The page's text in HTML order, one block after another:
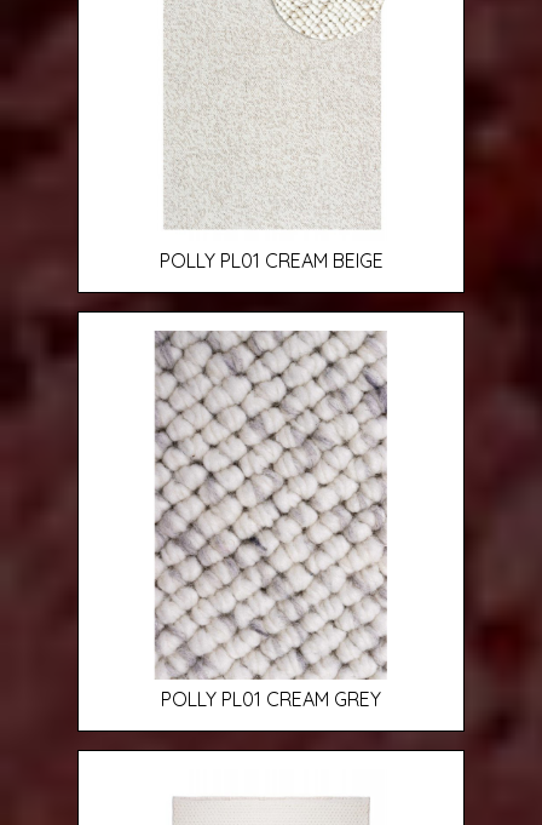
POLLY PL01 CREAM BEIGE
POLLY PL01 CREAM GREY